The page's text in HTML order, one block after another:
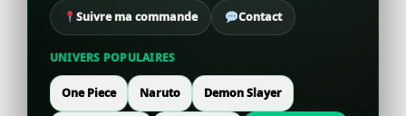
Suivre ma commande Contact
UNIVERS POPULAIRES
One Piece Naruto Demon Slayer